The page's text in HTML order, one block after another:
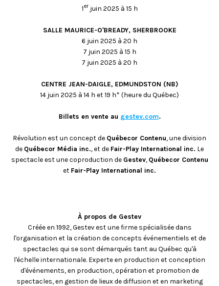
1er juin 2025 à 15 h
SALLE MAURICE-O'BREADY, SHERBROOKE
6 juin 2025 à 20 h
7 juin 2025 à 15 h
7 juin 2025 à 20 h
CENTRE JEAN-DAIGLE, EDMUNDSTON (NB)
14 juin 2025 à 14 h et 19 h* (heure du Québec)
Billets en vente au gestev.com.
Révolution est un concept de Québecor Contenu, une division
de Québecor Média inc., et de Fair-Play International inc. Le
spectacle est une coproduction de Gestev, Québecor Contenu
et Fair-Play International inc.
À propos de Gestev
Créée en 1992, Gestev est une firme spécialisée dans
l'organisation et la création de concepts événementiels et de
spectacles qui se sont démarqués tant au Québec qu'à
l'échelle internationale. Experte en production et conception
d'événements, en production, opération et promotion de
spectacles, en gestion de lieux de diffusion et en marketing